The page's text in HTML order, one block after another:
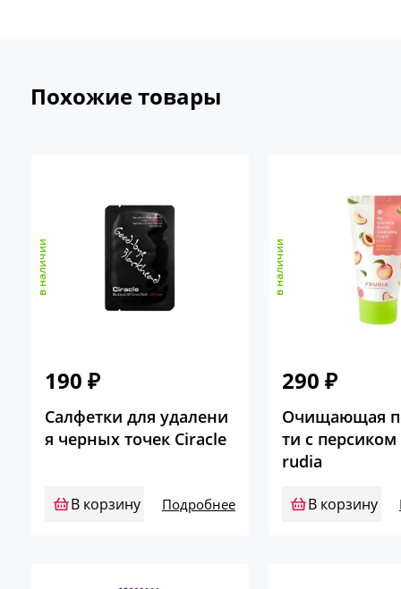
Похожие товары
190 ₽
в наличии
Салфетки для удалени
я черных точек Ciracle
В корзину Подробнее
290₽
в наличии
Очищающая
ти c
rudia
В корзину